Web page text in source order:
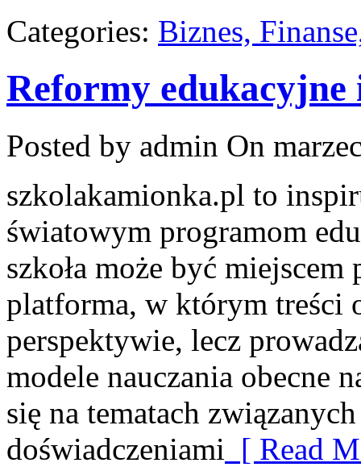
Categories: Biznes,
Reformy
Posted by admin On
szkolakamionka.pl to
światowym programom
szkoła może być
platforma, w którym treści
perspektywie, lecz
modele nauczania obecne
się na tematach
doświadczeniami [ Read